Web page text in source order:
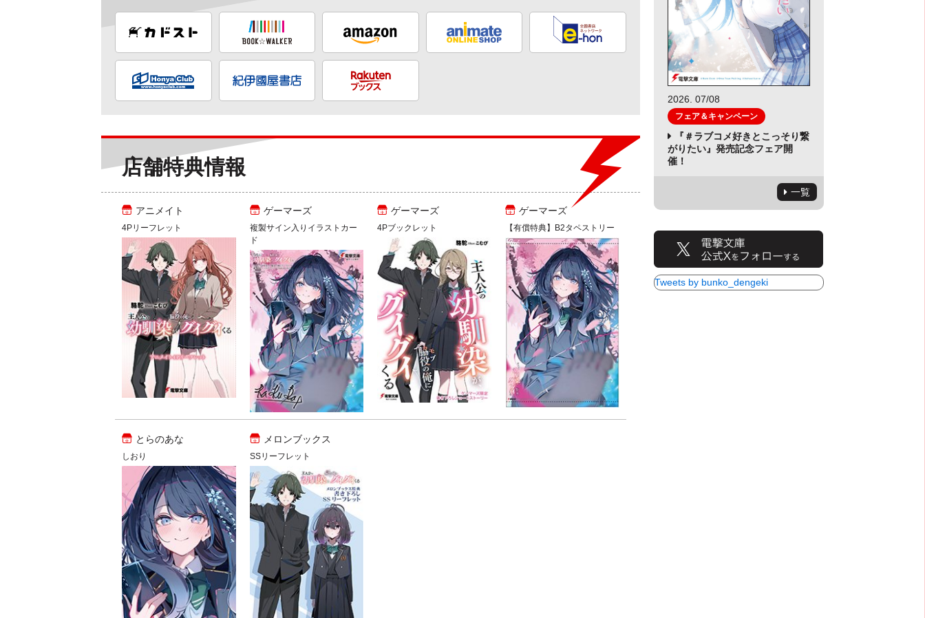
店舗特典情報
アニメイト
4Pリーフレット
ゲーマーズ
複製サイン入りイラストカー
ド
ゲーマーズ
4Pブックレット
ゲーマーズ
【有償特典】B2タペストリー
とらのあな
しおり
メロンブックス
SSリーフレット
2026. 07/08
フェア＆キャンペーン
『＃ラブコメ好きとこっそり繋
がりたい』発売記念フェア開
催！
一覧
Tweets by bunko_dengeki